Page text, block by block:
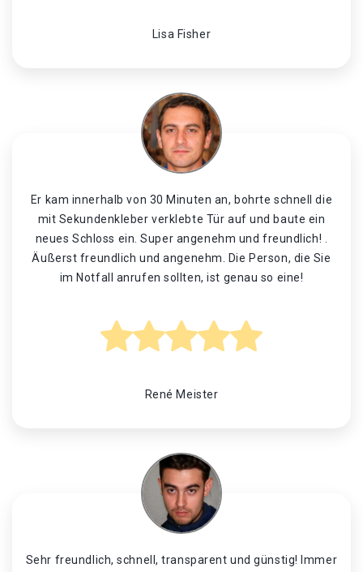
Lisa Fisher
Er kam innerhalb von 30 Minuten an, bohrte schnell die
mit Sekundenkleber verklebte Tür auf und baute ein
neues Schloss ein. Super angenehm und freundlich! .
Äußerst freundlich und angenehm. Die Person, die Sie
im Notfall anrufen sollten, ist genau so eine!
René Meister
Sehr freundlich, schnell, transparent und günstig! Immer